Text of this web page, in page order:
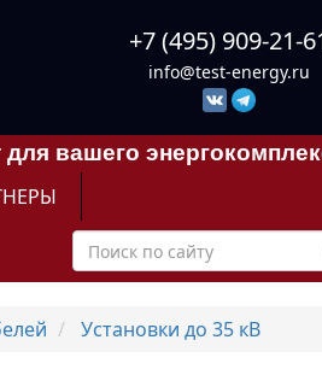
+7 (495) 909-21-
info@test-energy.ru
вашего
Установки до 35 кВ